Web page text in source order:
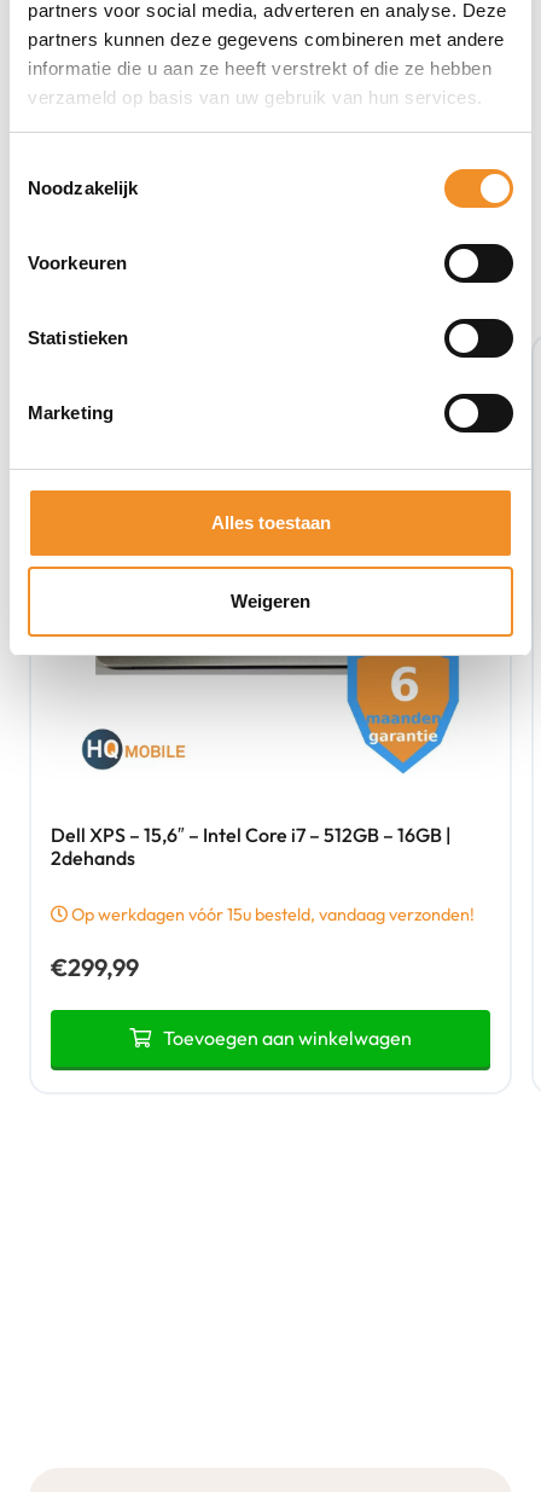
partners voor social media, adverteren en analyse. Deze
partners kunnen deze gegevens combineren met andere
informatie die u aan ze heeft verstrekt of die ze hebben
verzameld op basis van uw gebruik van hun services.
Noodzakelijk
Voorkeuren
Statistieken
Marketing
Alles toestaan
Weigeren
Bekijk ook eens deze producten
Dell XPS – 15,6″ – Intel Core i7 – 512GB – 16GB |
2dehands
Op werkdagen vóór 15u besteld, vandaag verzonden!
€299,99
Toevoegen aan winkelwagen
Tweedehands